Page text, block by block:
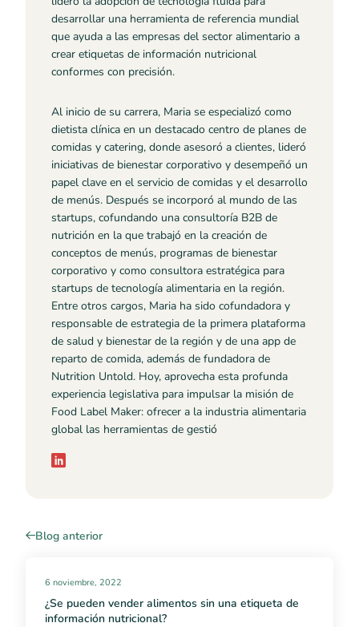
desarrollar una herramienta de referencia mundial
que ayuda a las empresas del sector alimentario a
crear etiquetas de información nutricional
conformes con precisión.
Al inicio de su carrera, Maria se especializó como
dietista clínica en un destacado centro de planes de
comidas y catering, donde asesoró a clientes, lideró
iniciativas de bienestar corporativo y desempeñó un
papel clave en el servicio de comidas y el desarrollo
de menús. Después se incorporó al mundo de las
startups, cofundando una consultoría B2B de
nutrición en la que trabajó en la creación de
conceptos de menús, programas de bienestar
corporativo y como consultora estratégica para
startups de tecnología alimentaria en la región.
Entre otros cargos, Maria ha sido cofundadora y
responsable de estrategia de la primera plataforma
de salud y bienestar de la región y de una app de
reparto de comida, además de fundadora de
Nutrition Untold. Hoy, aprovecha esta profunda
experiencia legislativa para impulsar la misión de
Food Label Maker: ofrecer a la industria alimentaria
global las herramientas de gestió
Blog anterior
6 noviembre, 2022
¿Se pueden vender alimentos sin una etiqueta de
información nutricional?